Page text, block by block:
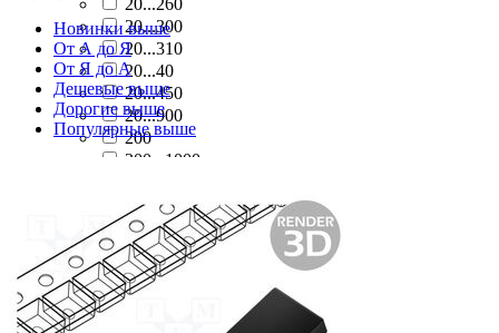
20...260
20...300
20...310
20...40
20...450
20...900
200
200...1000
200...330
200...350
200...400
200...450
200...470
Новинки выше
От А до Я
От Я до А
Дешевые выше
Дорогие выше
Популярные выше